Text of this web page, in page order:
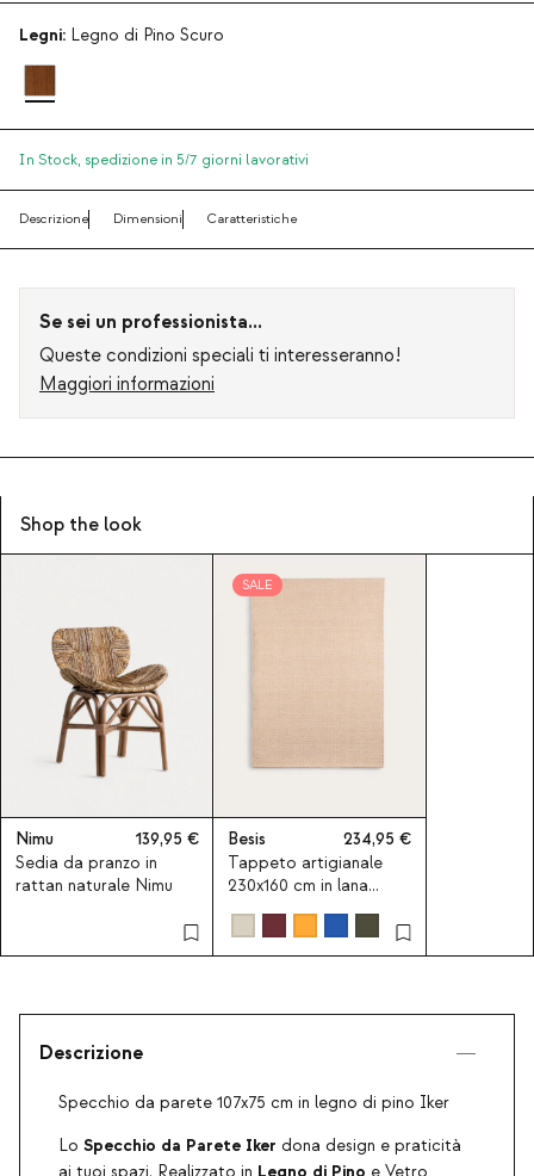
Legni: Legno di Pino Scuro
In Stock, spedizione in 5/7 giorni lavorativi
Descrizione Dimensioni Caratteristiche
Se sei un professionista...
Queste condizioni speciali ti interesseranno!
Maggiori informazioni
Shop the look
Nimu
139,95
Sedia da pranzo in
rattan naturale Nimu
SALE
Besis
234,95
Tappeto artigianale
230x160 cm in lana
Besis
Descrizione
Specchio da parete 107x75 cm in legno di pino Iker
Lo Specchio da Parete Iker dona design e praticità